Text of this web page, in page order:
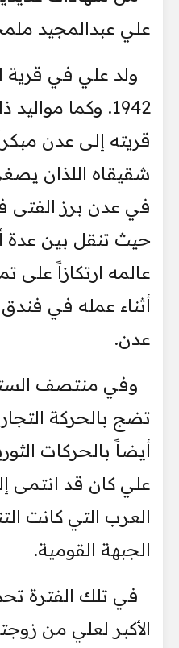
علي عبدالمجيد
ولد علي في قرية
1942. وكما
قريته إلى عدن
شقيقاه اللذان
في عدن برز الفتى
حيث تنقل بين عدة
عالمه ارتكازاً على
أثناء عمله في
عدن.
وفي منتصف
تضج بالحركة
أيضاً بالحركات
علي كان قد انتمى
العرب التي كانت
الجبهة القومية.
في تلك الفترة
الأكبر لعلي من